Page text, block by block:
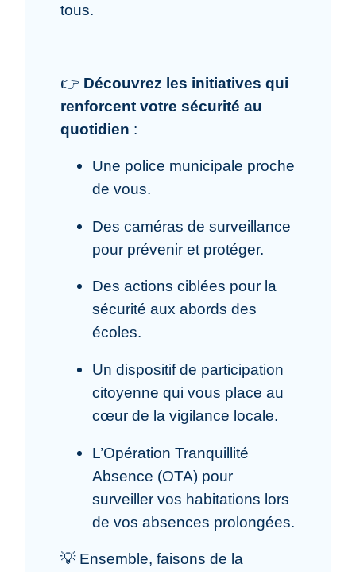
tous.
👉 Découvrez les initiatives qui
renforcent votre sécurité au
quotidien :
Une police municipale proche
de vous.
Des caméras de surveillance
pour prévenir et protéger.
Des actions ciblées pour la
sécurité aux abords des
écoles.
Un dispositif de participation
citoyenne qui vous place au
cœur de la vigilance locale.
L’Opération Tranquillité
Absence (OTA) pour
surveiller vos habitations lors
de vos absences prolongées.
💡 Ensemble, faisons de la